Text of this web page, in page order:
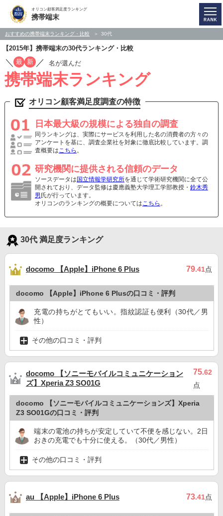
オリコン顧客満足度ランキング
携帯端末
おすすめの携帯端末ランキング・比較 30代
【2015年】携帯端末の30代ランキング・比較
／ 最 新 ／ 名が選んだ
携帯端末ランキング
オリコン顧客満足度調査の特徴
日本最大級の規模による独自の調査
同ランキングは、実際にサービスを利用した名の消費者の方々の
アンケートを基に、調査企業社を対象に徹底比較しています。調
査概要はこちら 。
研究機関に提供される信頼のデータ
ソースデータは 国立情報学研究所を通じて学術研究機関に全て公
開されており、データ監修は慶應義塾大学理工学部教授・ 鈴木秀
男 氏が行っています。
オリコンのランキングの概要についてはこちら 。
30代 満足度ランキング
docomo 【Apple】iPhone 6 Plus 79.41点
docomo 【Apple】iPhone 6 Plusの口コミ・評判
充電の持ちがとてもいい。指紋認証も便利（30代／男
性）
その他の口コミ・評判
docomo 【ソニーモバイルコミュニケーション
ズ】Xperia Z3 SO01G
75.62
点
docomo 【ソニーモバイルコミュニケーションズ】Xperia
Z3 SO01Gの口コミ・評判
端末の電池の持ちが安定していて不便を感じない。2日
おきの充電でも十分に使える。（30代／男性）
その他の口コミ・評判
au 【Apple】iPhone 6 Plus 73.41点